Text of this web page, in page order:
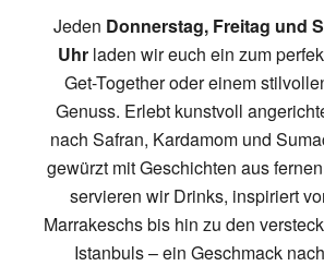
Jeden Donnerstag, Freitag und
Uhr laden wir euch ein zum
Get-Together oder einem
Genuss. Erlebt kunstvoll
nach Safran, Kardamom und
gewürzt mit Geschichten aus
servieren wir Drinks, inspiriert
Marrakeschs bis hin zu den
Istanbuls – ein Geschmack